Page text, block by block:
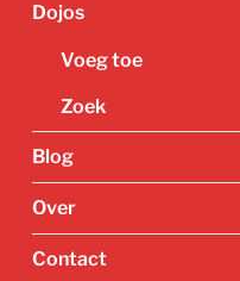
Dojos
Voeg toe
Zoek
Blog
Over
Contact